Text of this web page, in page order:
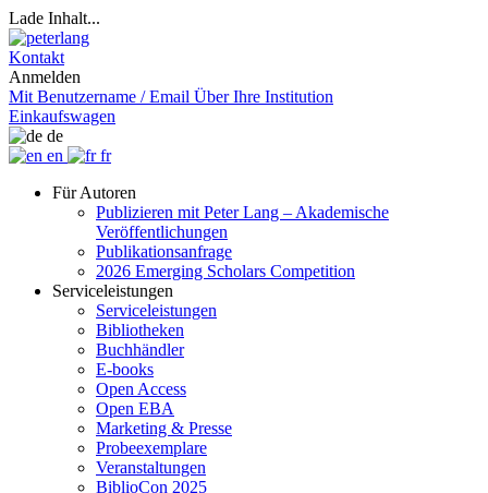
Lade Inhalt...
Kontakt
Anmelden
Mit Benutzername / Email Über Ihre Institution
Einkaufswagen
de
en
fr
Für Autoren
Publizieren mit Peter Lang – Akademische
Veröffentlichungen
Publikationsanfrage
2026 Emerging Scholars Competition
Serviceleistungen
Serviceleistungen
Bibliotheken
Buchhändler
E-books
Open Access
Open EBA
Marketing & Presse
Probeexemplare
Veranstaltungen
BiblioCon 2025